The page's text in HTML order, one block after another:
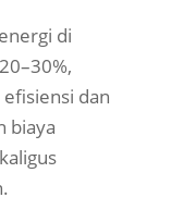
di
dan
biaya